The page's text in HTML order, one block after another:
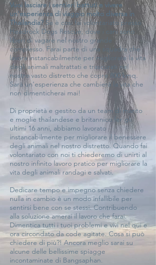
Vuoi lasciare i sentieri battuti e vivere
un'esperienza di viaggio molto diversa in
Thailandia?Se è così fai volontariato presso
Headrock Dogs Rescue, dove i cani sono
liberi di vagare nel nostro grande
complesso. Farai parte di una squadra che
lavora instancabilmente per migliorare la vita
degli animali maltrattati e trascurati nel
nostro vasto distretto che copre 800 kmq.
Sarà un'esperienza che cambierà la vita che
non dimenticherai mai!
Di proprietà e gestito da un team di marito
e moglie thailandese e britannico fer gli
ultimi 16 anni, abbiamo lavorato
instancabilmente per migliorare il benessere
degli animali nel nostro distretto. Quando fai
volontariato con noi ti chiederemo di unirti al
nostro infinito lavoro pratico per migliorare la
vita degli animali randagi e salvati.
Dedicare tempo e impegno senza chiedere
nulla in cambio è un modo infallibile per
sentirsi bene con se stessi. Contribuendo
alla soluzione amerai il lavoro che farai.
Dimentica tutti i tuoi problemi e vivi nel qui e
ora circondato da code agitate. Cosa si può
chiedere di più?! Ancora meglio sarai su
alcune delle bellissime spiagge
incontaminate di Bangsaphan.